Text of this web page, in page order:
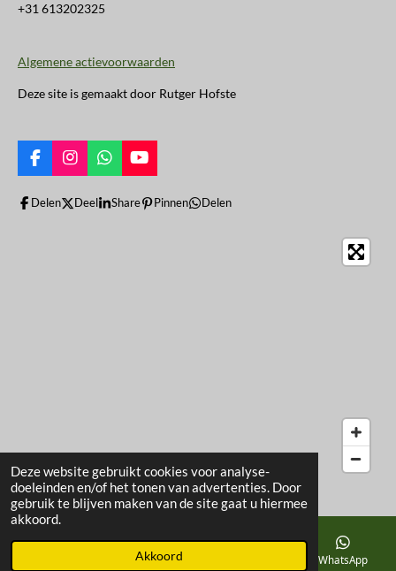
Deze website gebruikt cookies voor analyse-
doeleinden en/of het tonen van advertenties. Door
gebruik te blijven maken van de site gaat u hiermee
akkoord.
Akkoord
+31 613202325
Algemene actievoorwaarden
Deze site is gemaakt door Rutger Hofste
F
a
c
I
n
s
t
W
h
a
t
Y
o
u
T
Delen Deel Share Pinnen Delen
Kaart WhatsApp